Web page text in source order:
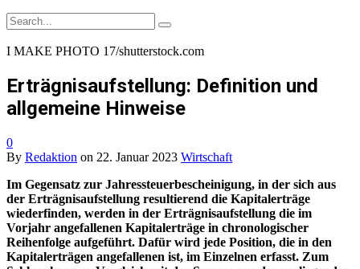
I MAKE PHOTO 17/shutterstock.com
Erträgnisaufstellung: Definition und
allgemeine Hinweise
0
By Redaktion on 22. Januar 2023 Wirtschaft
Im Gegensatz zur Jahressteuerbescheinigung, in der sich aus
der Erträgnisaufstellung resultierend die Kapitalerträge
wiederfinden, werden in der Erträgnisaufstellung die im
Vorjahr angefallenen Kapitalerträge in chronologischer
Reihenfolge aufgeführt. Dafür wird jede Position, die in den
Kapitalerträgen angefallenen ist, im Einzelnen erfasst. Zum